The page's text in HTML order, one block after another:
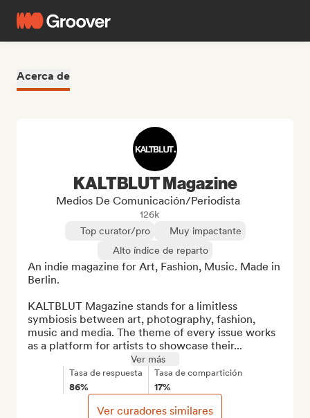
Acerca de
KALTBLUT Magazine
Medios De Comunicación/Periodista
126k
Top curator/pro
Muy impactante
Alto índice de reparto
An indie magazine for Art, Fashion, Music. Made in
Berlin.
KALTBLUT Magazine stands for a limitless
symbiosis between art, photography, fashion,
music and media. The theme of every issue works
as a platform for artists to showcase their...
Ver más
Tasa de respuesta
86%
Tasa de compartición
17%
Ver curadores similares